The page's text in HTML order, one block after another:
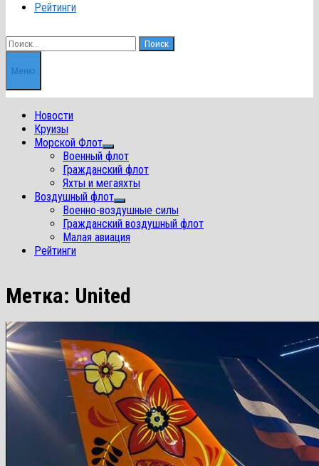
Рейтинги
Найти:
Меню
Новости
Круизы
Морской Флот
Показать
подменю
Военный флот
Гражданский флот
Яхты и мегаяхты
Воздушный флот
Показать
подменю
Военно-воздушные силы
Гражданский воздушный флот
Малая авиация
Рейтинги
Метка: United